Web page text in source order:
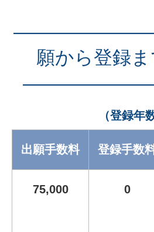
願から登録
（登録年
出願手数料 登録手数
75,000 0